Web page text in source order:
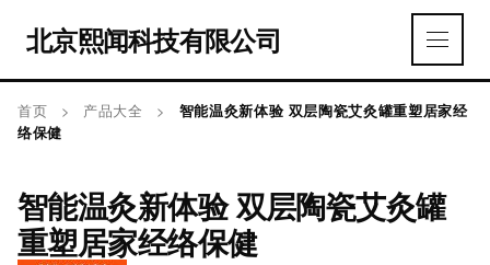
北京熙闻科技有限公司
首页 > 产品大全 >
智能温灸新体验 双层陶瓷艾灸罐重塑居家经
络保健
智能温灸新体验 双层陶瓷艾灸罐
重塑居家经络保健